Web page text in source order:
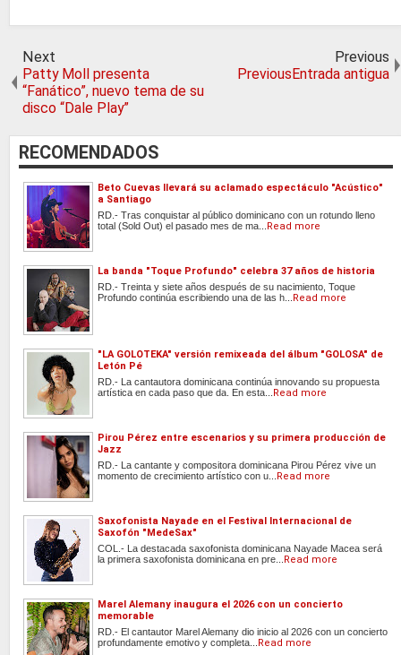
Next
Patty Moll presenta
“Fanático”, nuevo tema de su
disco “Dale Play”
Previous
PreviousEntrada antigua
RECOMENDADOS
Beto Cuevas llevará su aclamado espectáculo "Acústico"
a Santiago
RD.- Tras conquistar al público dominicano con un rotundo lleno
total (Sold Out) el pasado mes de ma...
Read more
La banda "Toque Profundo" celebra 37 años de historia
RD.- Treinta y siete años después de su nacimiento, Toque
Profundo continúa escribiendo una de las h...
Read more
"LA GOLOTEKA" versión remixeada del álbum "GOLOSA" de
Letón Pé
RD.- La cantautora dominicana continúa innovando su propuesta
artística en cada paso que da. En esta...
Read more
Pirou Pérez entre escenarios y su primera producción de
Jazz
RD.- La cantante y compositora dominicana Pirou Pérez vive un
momento de crecimiento artístico con u...
Read more
Saxofonista Nayade en el Festival Internacional de
Saxofón "MedeSax"
COL.- La destacada saxofonista dominicana Nayade Macea será
la primera saxofonista dominicana en pre...
Read more
Marel Alemany inaugura el 2026 con un concierto
memorable
RD.- El cantautor Marel Alemany dio inicio al 2026 con un concierto
profundamente emotivo y completa...
Read more